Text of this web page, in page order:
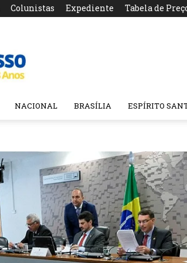
Colunistas Expediente Tabela de
NACIONAL BRASÍLIA ESPÍRITO